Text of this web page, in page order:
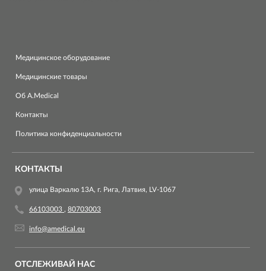
Медицинское оборудование
Медицинские товары
Об A.Medical
Контакты
Политика конфиденциальности
КОНТАКТЫ
улица Варкалю 13A, г. Рига, Латвия, LV-1067
66103003 , 80703003
info@amedical.eu
ОТСЛЕЖИВАЙ НАС